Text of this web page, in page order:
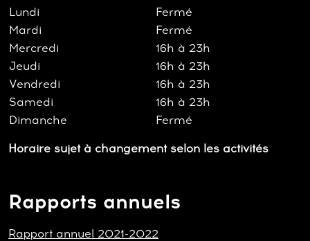
Lundi
Fermé
Mardi
Fermé
Mercredi
16h à 23h
Jeudi
16h à 23h
Vendredi
16h à 23h
Samedi
16h à 23h
Dimanche
Fermé
Horaire sujet à changement selon les activités
Rapports annuels
Rapport annuel 2021-2022